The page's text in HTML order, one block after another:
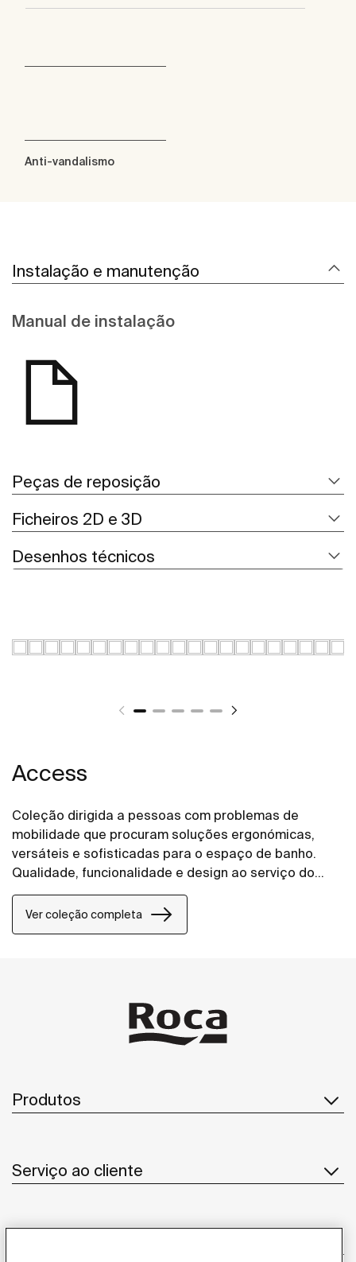
Anti-vandalismo
Instalação e manutenção
Manual de instalação
Peças de reposição
Ficheiros 2D e 3D
Desenhos técnicos
Access
Coleção dirigida a pessoas com problemas de
mobilidade que procuram soluções ergonómicas,
versáteis e sofisticadas para o espaço de banho.
Qualidade, funcionalidade e design ao serviço do
bem-estar e conforto para todas as necessidades.
Ver coleção completa
Produtos
Serviço ao cliente